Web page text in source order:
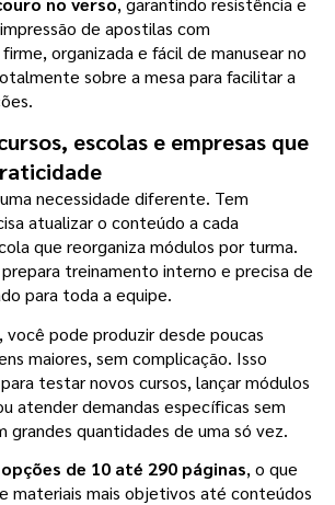
de apostilas com
organizada e fácil de manusear no
sobre a mesa para facilitar a
escolas e empresas que
necessidade diferente. Tem
atualizar o conteúdo a cada
que reorganiza módulos por turma.
treinamento interno e precisa de
para toda a equipe.
, você pode produzir desde poucas
maiores, sem complicação. Isso
testar novos cursos, lançar módulos
atender demandas específicas sem
grandes quantidades de uma só vez.
opções de 10 até 290 páginas, o que
materiais mais objetivos até conteúdos